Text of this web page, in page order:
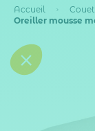
Accueil
Oreiller mousse